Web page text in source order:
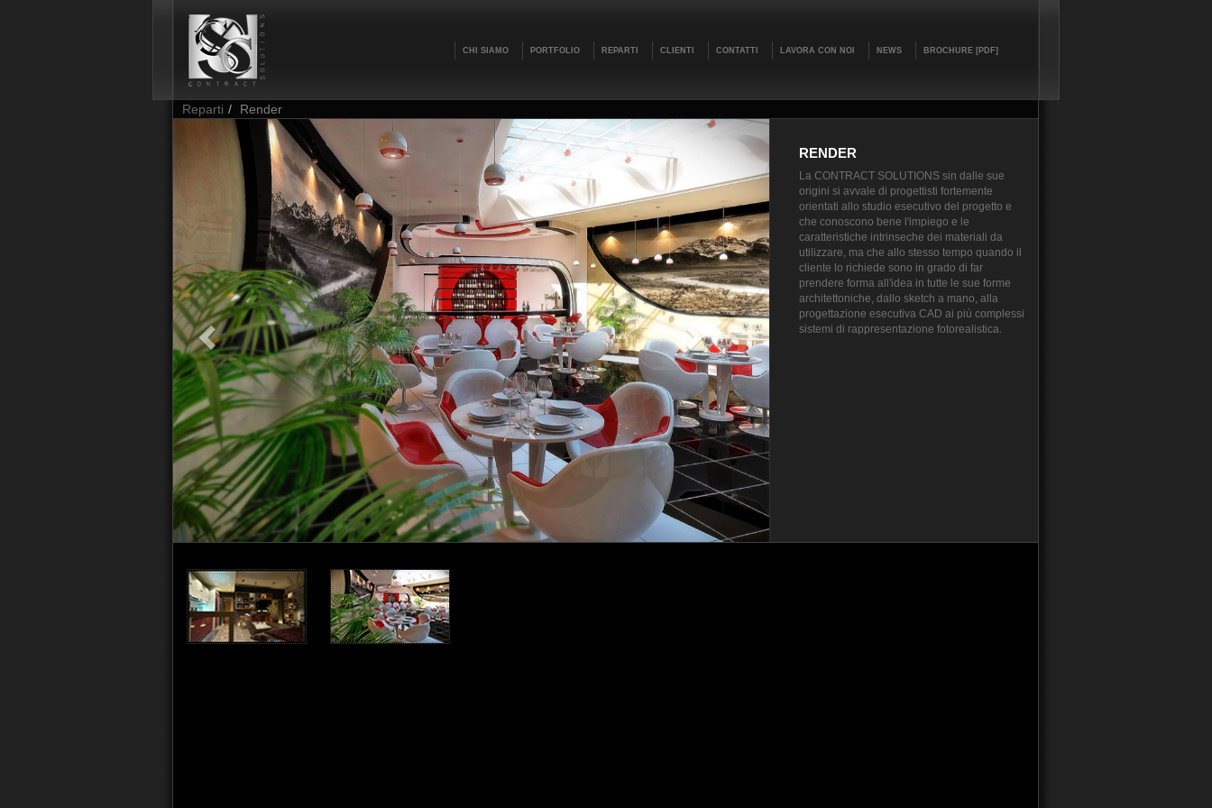
CHI SIAMO PORTFOLIO REPARTI CLIENTI CONTATTI LAVORA CON NOI NEWS BROCHURE [PDF]
Reparti Render
RENDER
La CONTRACT SOLUTIONS sin dalle sue
origini si avvale di progettisti fortemente
orientati allo studio esecutivo del progetto e
che conoscono bene l'impiego e le
caratteristiche intrinseche dei materiali da
utilizzare, ma che allo stesso tempo quando il
cliente lo richiede sono in grado di far
prendere forma all'idea in tutte le sue forme
architettoniche, dallo sketch a mano, alla
progettazione esecutiva CAD ai più complessi
sistemi di rappresentazione fotorealistica.